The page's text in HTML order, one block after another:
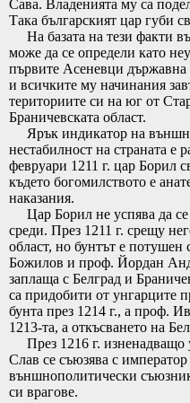
Сава. Владенията му са
Така българският цар губи
На базата на тези факти
може да се определи като
първите Асеневци държавна
и всичките му начинания
териториите си на юг от
Браничевската област.
Ярък индикатор на
нестабилност на страната е
февруари 1211 г. цар Борил
където богомилството е
наказания.
Цар Борил не успява да се
среди. През 1211 г. срещу
област, но бунтът е
Божилов и проф. Йордан
заплаща с Белград и
са придобити от унгарците
бунта през 1214 г., а проф.
1213-та, а откъсването на
През 1216 г. изненадващо
Слав се съюзява с
външнополитически
си врагове.